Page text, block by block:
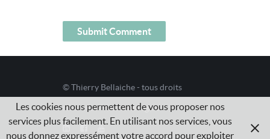
© Thierry Bellaiche - tous droits
réservés /Mentions légales
Les cookies nous permettent de vous proposer nos
services plus facilement. En utilisant nos services, vous
nous donnez expressément votre accord pour exploiter